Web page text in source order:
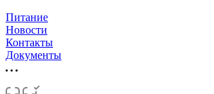
Питание
Новости
Контакты
Документы